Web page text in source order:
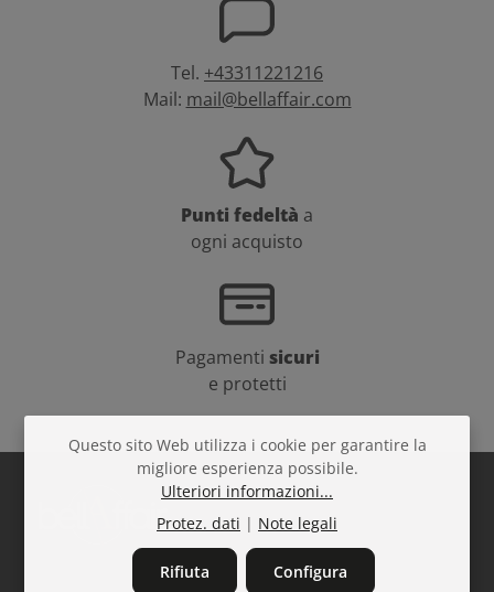
Tel. +43311221216
Mail: mail@bellaffair.com
Punti fedeltà a
ogni acquisto
Pagamenti sicuri
e protetti
Questo sito Web utilizza i cookie per garantire la
migliore esperienza possibile.
Ulteriori informazioni...
Protez. dati | Note legali
Rifiuta Configura